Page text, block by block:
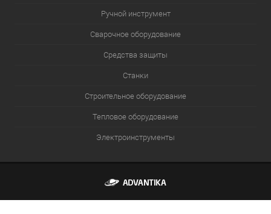
Ручной инструмент
Сварочное оборудование
Средства защиты
Станки
Строительное оборудование
Тепловое оборудование
Электроинструменты